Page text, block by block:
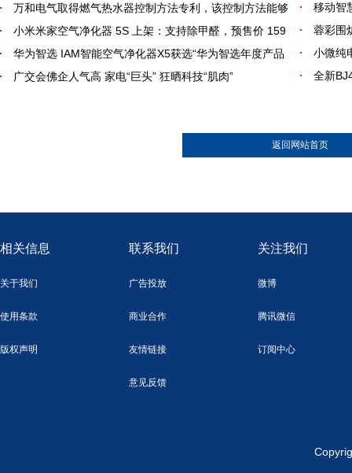
万和电气取得燃气热水器控制方法专利，该控制方法能够
小米米家空气净化器 5S 上架：支持除甲醛，预售价 159
华为智选 IAM智能空气净化器X5获选“华为智选年度产品
广交会佛企人气高 家电“巨头” 狂晒科技“肌肉”
移动智
蓉彩围
小微纯
全新
返回网站首页
相关信息
关于我们
使用条款
版权声明
联系我们
广告投放
商业合作
友情链接
意见反馈
关注我们
微博
腾讯微信
订阅中心